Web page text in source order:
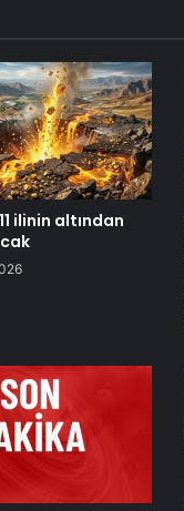
ilinin altından